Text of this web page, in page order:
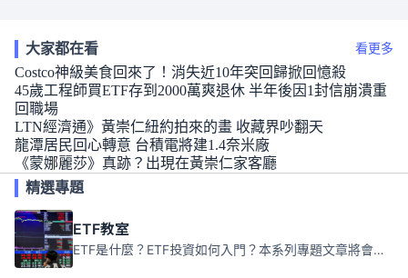
大家都在看 看更多
Costco神級美食回來了！消失近10年突回歸掀回憶殺
45歲工程師買ETF存到2000萬爽退休 半年後因1封信崩潰重
回職場
LTN經濟通》黃崇仁紐約拍來的畫 收藏界吵翻天
龍潭居民回心轉意 台積電將建1.4奈米廠
《蒙娜麗莎》真跡？出現在黃崇仁家客廳
精選專題
ETF教室
ETF是什麼？ETF投資如何入門？本系列專題文章將會告訴你新手必須知道的ETF基礎知識。